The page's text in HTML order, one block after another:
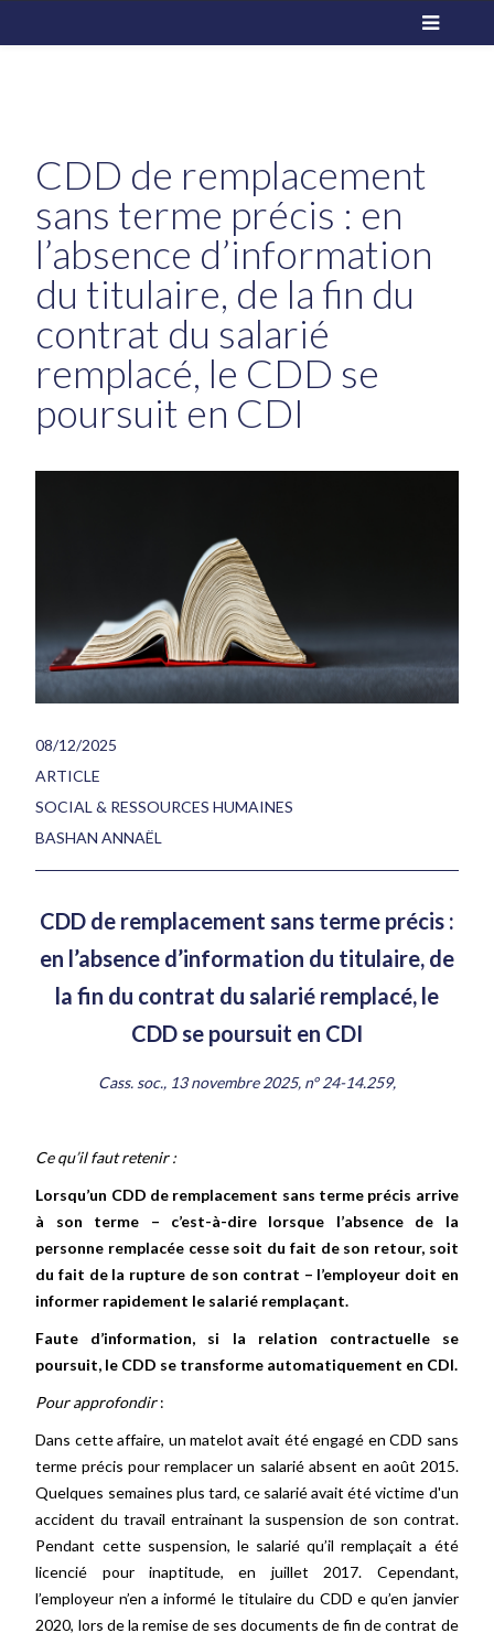
CDD de remplacement
sans terme précis : en
l’absence d’information
du titulaire, de la fin du
contrat du salarié
remplacé, le CDD se
poursuit en CDI
08/12/2025
ARTICLE
SOCIAL & RESSOURCES HUMAINES
BASHAN ANNAËL
CDD de remplacement sans terme précis :
en l’absence d’information du titulaire, de
la fin du contrat du salarié remplacé, le
CDD se poursuit en CDI
Cass. soc., 13 novembre 2025, n° 24-14.259,
Ce qu’il faut retenir :
Lorsqu’un CDD de remplacement sans terme précis arrive
à son terme – c’est-à-dire lorsque l’absence de la
personne remplacée cesse soit du fait de son retour, soit
du fait de la rupture de son contrat – l’employeur doit en
informer rapidement le salarié remplaçant.
Faute d’information, si la relation contractuelle se
poursuit, le CDD se transforme automatiquement en CDI.
Pour approfondir:
Dans cette affaire, un matelot avait été engagé en CDD sans
terme précis pour remplacer un salarié absent en août 2015.
Quelques semaines plus tard, ce salarié avait été victime d'un
accident du travail entrainant la suspension de son contrat.
Pendant cette suspension, le salarié qu’il remplaçait a été
licencié pour inaptitude, en juillet 2017. Cependant,
l’employeur n’en a informé le titulaire du CDD e qu’en janvier
2020, lors de la remise de ses documents de fin de contrat de